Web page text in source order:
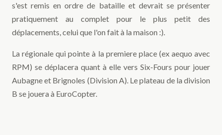
s'est remis en ordre de bataille et devrait se présenter
pratiquement au complet pour le plus petit des
déplacements, celui que l'on fait à la maison :).
La régionale qui pointe à la premiere place (ex aequo avec
RPM) se déplacera quant à elle vers Six-Fours pour jouer
Aubagne et Brignoles (Division A). Le plateau de la division
B se jouera à EuroCopter.